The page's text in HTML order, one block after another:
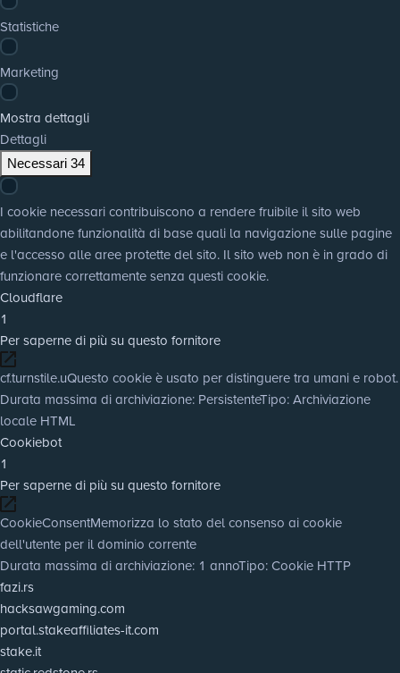
Statistiche
Marketing
Mostra dettagli
Dettagli
Necessari 34
I cookie necessari contribuiscono a rendere fruibile il sito web
abilitandone funzionalità di base quali la navigazione sulle pagine
e l'accesso alle aree protette del sito. Il sito web non è in grado di
funzionare correttamente senza questi cookie.
Cloudflare
1
Per saperne di più su questo fornitore
cf.turnstile.uQuesto cookie è usato per distinguere tra umani e robot.
Durata massima di archiviazione: PersistenteTipo: Archiviazione
locale HTML
Cookiebot
1
Per saperne di più su questo fornitore
CookieConsentMemorizza lo stato del consenso ai cookie
dell'utente per il dominio corrente
Durata massima di archiviazione: 1 annoTipo: Cookie HTTP
fazi.rs
hacksawgaming.com
portal.stakeaffiliates-it.com
stake.it